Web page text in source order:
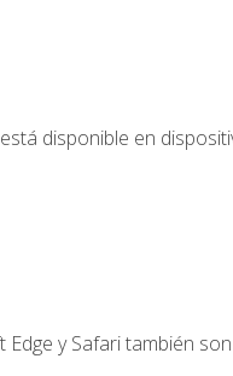
disponible en
y Safari también